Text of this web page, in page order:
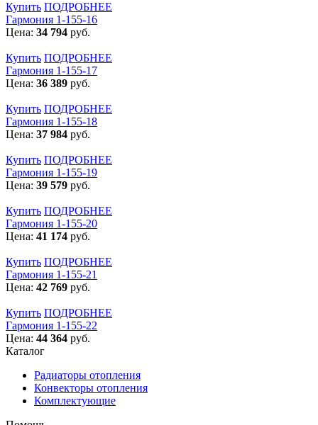
Купить ПОДРОБНЕЕ
Гармония 1-155-16
Цена: 34 794 руб.
Купить ПОДРОБНЕЕ
Гармония 1-155-17
Цена: 36 389 руб.
Купить ПОДРОБНЕЕ
Гармония 1-155-18
Цена: 37 984 руб.
Купить ПОДРОБНЕЕ
Гармония 1-155-19
Цена: 39 579 руб.
Купить ПОДРОБНЕЕ
Гармония 1-155-20
Цена: 41 174 руб.
Купить ПОДРОБНЕЕ
Гармония 1-155-21
Цена: 42 769 руб.
Купить ПОДРОБНЕЕ
Гармония 1-155-22
Цена: 44 364 руб.
Каталог
Радиаторы отопления
Конвекторы отопления
Комплектующие